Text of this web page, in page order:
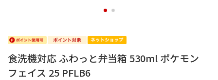
1 2
食洗機対応 ふわっと弁当箱 530ml ポケモン
フェイス 25 PFLB6